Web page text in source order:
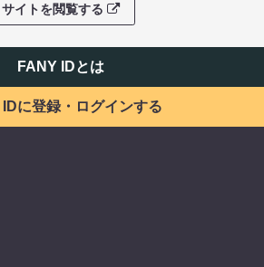
サイトを閲覧する
FANY IDとは
IDに登録・ログインする